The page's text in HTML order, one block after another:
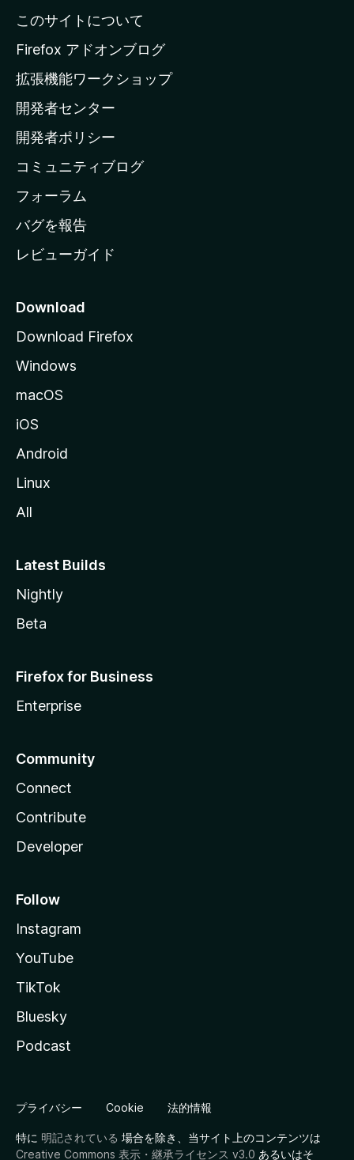
l
a
ホ
ー
ム
ー
ジ
へ
このサイトについて
Firefox アドオンブログ
拡張機能ワークショップ
開発者センター
開発者ポリシー
コミュニティブログ
フォーラム
バグを報告
レビューガイド
Download
Download Firefox
Windows
macOS
iOS
Android
Linux
All
Latest Builds
Nightly
Beta
Firefox for Business
Enterprise
Community
Connect
Contribute
Developer
Follow
Instagram
YouTube
TikTok
Bluesky
Podcast
プライバシー Cookie 法的情報
特に 明記されている 場合を除き、当サイト上のコンテンツは
Creative Commons 表示・継承ライセンス v3.0 あるいはそ